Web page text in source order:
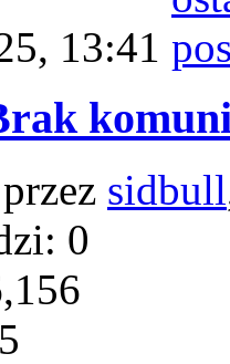
13:41
sidbull
0